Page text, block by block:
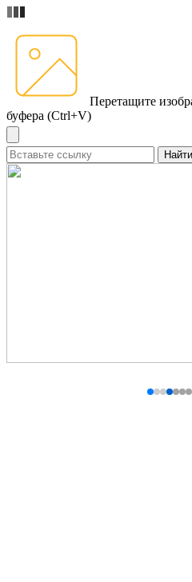
Перетащите
буфера (Ctrl+V)
Найти